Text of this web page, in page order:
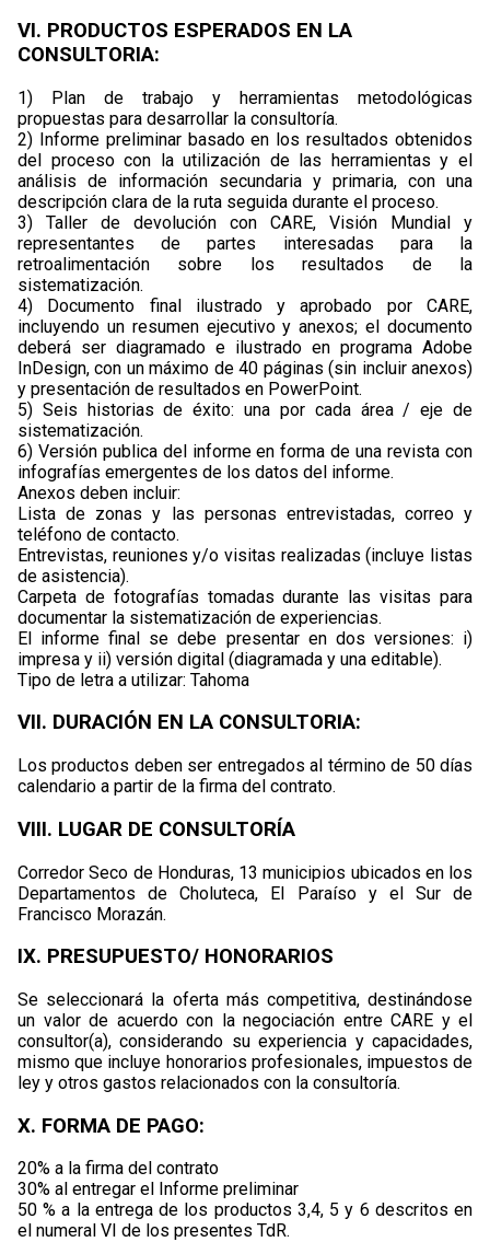
VI. PRODUCTOS ESPERADOS EN LA
CONSULTORIA:
1) Plan de trabajo y herramientas metodológicas
propuestas para desarrollar la consultoría.
2) Informe preliminar basado en los resultados obtenidos
del proceso con la utilización de las herramientas y el
análisis de información secundaria y primaria, con una
descripción clara de la ruta seguida durante el proceso.
3) Taller de devolución con CARE, Visión Mundial y
representantes de partes interesadas para la
retroalimentación sobre los resultados de la
sistematización.
4) Documento final ilustrado y aprobado por CARE,
incluyendo un resumen ejecutivo y anexos; el documento
deberá ser diagramado e ilustrado en programa Adobe
InDesign, con un máximo de 40 páginas (sin incluir anexos)
y presentación de resultados en PowerPoint.
5) Seis historias de éxito: una por cada área / eje de
sistematización.
6) Versión publica del informe en forma de una revista con
infografías emergentes de los datos del informe.
Anexos deben incluir:
Lista de zonas y las personas entrevistadas, correo y
teléfono de contacto.
Entrevistas, reuniones y/o visitas realizadas (incluye listas
de asistencia).
Carpeta de fotografías tomadas durante las visitas para
documentar la sistematización de experiencias.
El informe final se debe presentar en dos versiones: i)
impresa y ii) versión digital (diagramada y una editable).
Tipo de letra a utilizar: Tahoma
VII. DURACIÓN EN LA CONSULTORIA:
Los productos deben ser entregados al término de 50 días
calendario a partir de la firma del contrato.
VIII. LUGAR DE CONSULTORÍA
Corredor Seco de Honduras, 13 municipios ubicados en los
Departamentos de Choluteca, El Paraíso y el Sur de
Francisco Morazán.
IX. PRESUPUESTO/ HONORARIOS
Se seleccionará la oferta más competitiva, destinándose
un valor de acuerdo con la negociación entre CARE y el
consultor(a), considerando su experiencia y capacidades,
mismo que incluye honorarios profesionales, impuestos de
ley y otros gastos relacionados con la consultoría.
X. FORMA DE PAGO:
20% a la firma del contrato
30% al entregar el Informe preliminar
50 % a la entrega de los productos 3,4, 5 y 6 descritos en
el numeral VI de los presentes TdR.